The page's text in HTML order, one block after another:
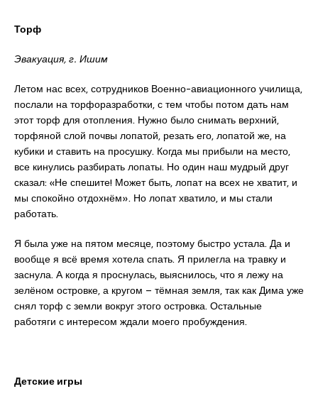
Торф
Эвакуация, г. Ишим
Летом нас всех, сотрудников Военно-авиационного училища,
послали на торфоразработки, с тем чтобы потом дать нам
этот торф для отопления. Нужно было снимать верхний,
торфяной слой почвы лопатой, резать его, лопатой же, на
кубики и ставить на просушку. Когда мы прибыли на место,
все кинулись разбирать лопаты. Но один наш мудрый друг
сказал: «Не спешите! Может быть, лопат на всех не хватит, и
мы спокойно отдохнём». Но лопат хватило, и мы стали
работать.
Я была уже на пятом месяце, поэтому быстро устала. Да и
вообще я всё время хотела спать. Я прилегла на травку и
заснула. А когда я проснулась, выяснилось, что я лежу на
зелёном островке, а кругом – тёмная земля, так как Дима уже
снял торф с земли вокруг этого островка. Остальные
работяги с интересом ждали моего пробуждения.
Детские игры